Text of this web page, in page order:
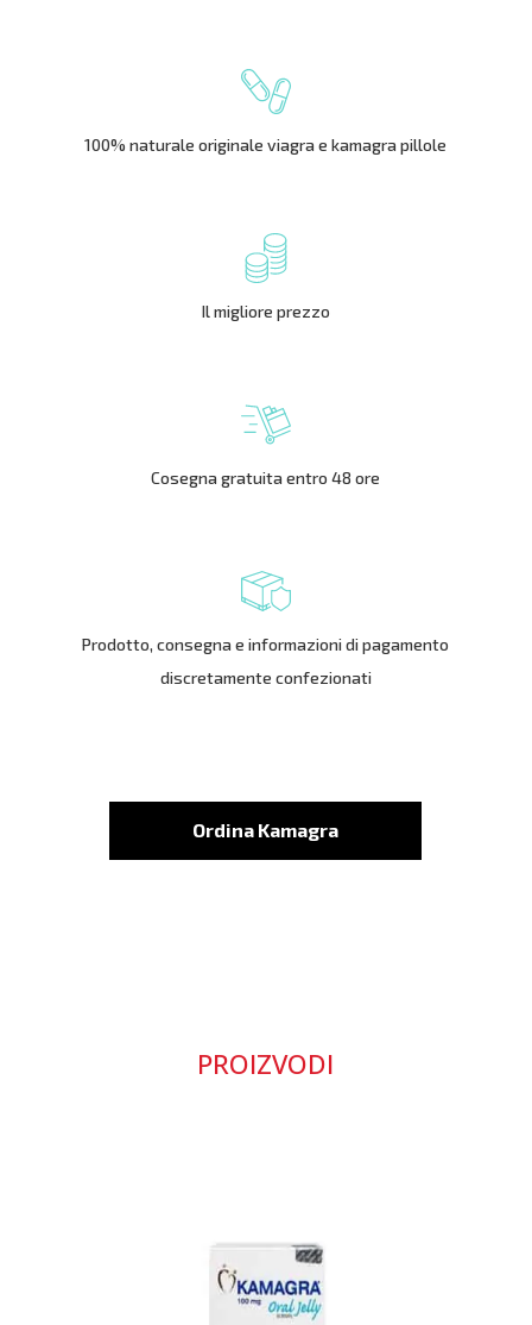
100% naturale originale viagra e kamagra pillole
Il migliore prezzo
Cosegna gratuita entro 48 ore
Prodotto, consegna e informazioni di pagamento
discretamente confezionati
Ordina Kamagra
PROIZVODI